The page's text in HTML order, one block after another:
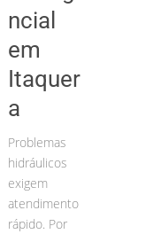
ncial
em
Itaquer
a
Problemas
hidráulicos
exigem
atendimento
rápido. Por